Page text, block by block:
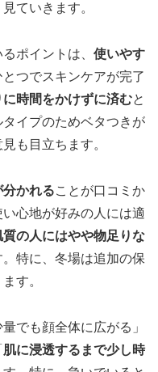
ていきます。
ポイントは、 使いやす
つでスキンケアが完了
時間をかけずに済むと
イプのためベタつきが
も目立ちます。
かれることが口コミか
心地が好みの人には適
の人にはやや物足りな
特に、冬場は追加の保
す。
でも顔全体に広がる」
肌に浸透するまで少し時